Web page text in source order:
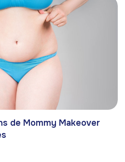
de Mommy Makeover